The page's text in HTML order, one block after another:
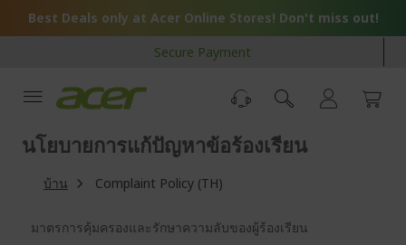
Best Deals only at Acer Online Stores! Don't miss out!
Secure Payment
นโยบายการแก้ปัญหาข้อร้องเรียน
บ้าน Complaint Policy (TH)
มาตรการคุ้มครองและรักษาความลับของผู้ร้องเรียน